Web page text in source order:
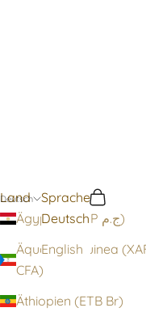
Land
Ägypten (EGP ج.م)
Äquatorialguinea
CFA)
Äthiopien (ETB Br)
Deutsch
Sprache
Deutsch
English
Suchen